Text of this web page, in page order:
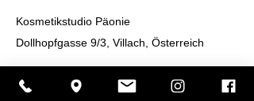
Kosmetikstudio Päonie
Dollhopfgasse 9/3, Villach, Österreich